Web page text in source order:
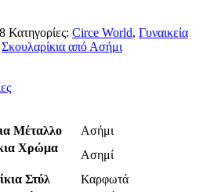
Κατηγορίες: Circe World, Γυναικεία
Σκουλαρίκια από Ασήμι
Μέταλλο
Ασήμι
Χρώμα
Ασημί
Στύλ
Καρφωτά